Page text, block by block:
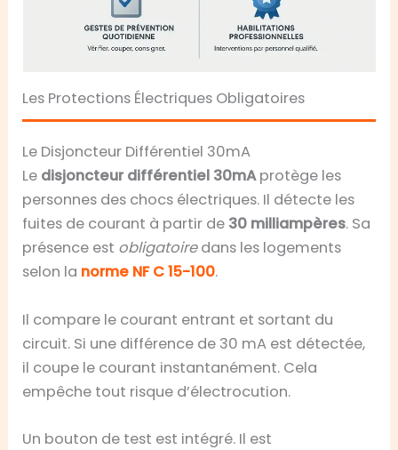
Les Protections Électriques Obligatoires
Le Disjoncteur Différentiel 30mA
Le disjoncteur différentiel 30mAprotège les
personnes des chocs électriques. Il détecte les
fuites de courant à partir de 30 milliampères. Sa
présence est obligatoiredans les logements
selon la norme NF C 15-100.
Il compare le courant entrant et sortant du
circuit. Si une différence de 30 mA est détectée,
il coupe le courant instantanément. Cela
empêche tout risque d’électrocution.
Un bouton de test est intégré. Il est